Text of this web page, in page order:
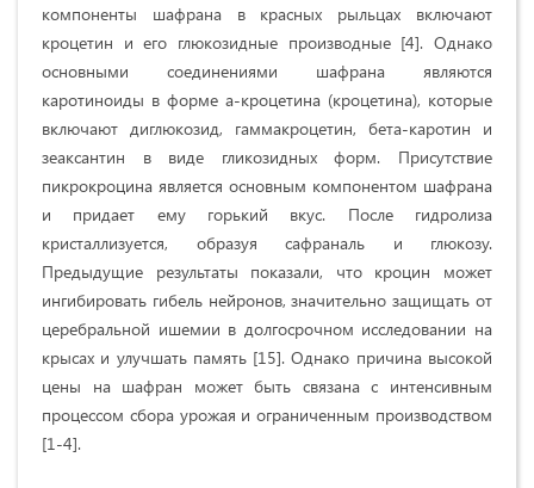
компоненты шафрана в красных рыльцах включают
кроцетин и его глюкозидные производные [4]. Однако
основными соединениями шафрана являются
каротиноиды в форме а-кроцетина (кроцетина), которые
включают диглюкозид, гаммакроцетин, бета-каротин и
зеаксантин в виде гликозидных форм. Присутствие
пикрокроцина является основным компонентом шафрана
и придает ему горький вкус. После гидролиза
кристаллизуется, образуя сафраналь и глюкозу.
Предыдущие результаты показали, что кроцин может
ингибировать гибель нейронов, значительно защищать от
церебральной ишемии в долгосрочном исследовании на
крысах и улучшать память [15]. Однако причина высокой
цены на шафран может быть связана с интенсивным
процессом сбора урожая и ограниченным производством
[1-4].